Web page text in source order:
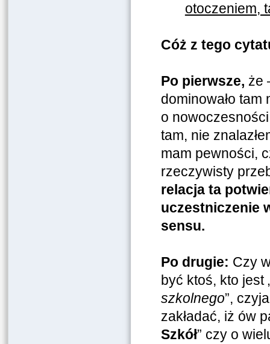
otoczeniem,
Cóż z tego
Po pierwsze, że
dominowało
o nowoczesności
tam, nie
mam pewności,
rzeczywisty
relacja ta
uczestniczenie
sensu.
Po drugie: Czy
być ktoś, kto jest
szkolnego”,
zakładać, iż ów
Szkół” czy o